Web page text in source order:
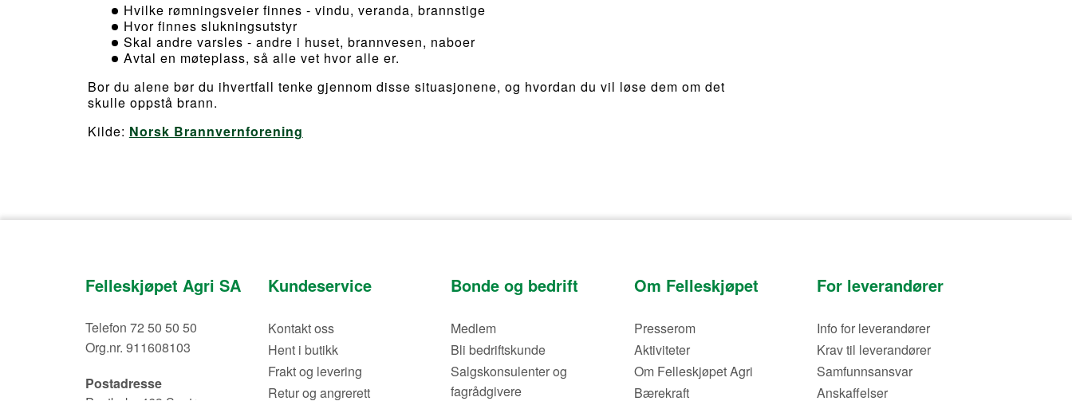
Hvilke rømningsveier finnes - vindu, veranda, brannstige
Hvor finnes slukningsutstyr
Skal andre varsles - andre i huset, brannvesen, naboer
Avtal en møteplass, så alle vet hvor alle er.
Bor du alene bør du ihvertfall tenke gjennom disse situasjonene, og hvordan du vil løse dem om det
skulle oppstå brann.
Kilde: Norsk Brannvernforening
Felleskjøpet Agri SA
Telefon 72 50 50 50
Org.nr. 911608103
Postadresse
Kundeservice
Kontakt oss
Hent i butikk
Frakt og levering
Retur og angrerett
Bonde og bedrift
Medlem
Bli bedriftskunde
Salgskonsulenter og
fagrådgivere
Om Felleskjøpet
Presserom
Aktiviteter
Om Felleskjøpet Agri
Bærekraft
For leverandører
Info for leverandører
Krav til leverandører
Samfunnsansvar
Anskaffelser